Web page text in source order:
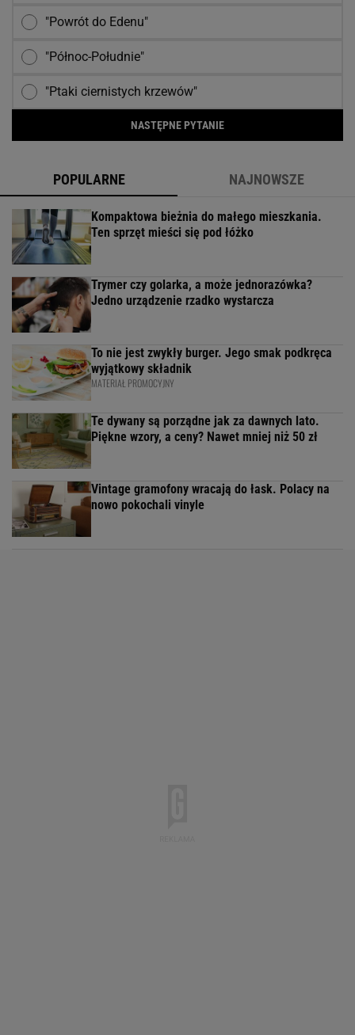
"Powrót do Edenu"
"Północ-Południe"
"Ptaki ciernistych krzewów"
NASTĘPNE PYTANIE
POPULARNE NAJNOWSZE
Kompaktowa bieżnia do małego mieszkania.
Ten sprzęt mieści się pod łóżko
Trymer czy golarka, a może jednorazówka?
Jedno urządzenie rzadko wystarcza
To nie jest zwykły burger. Jego smak podkręca
wyjątkowy składnik
MATERIAŁ PROMOCYJNY
Te dywany są porządne jak za dawnych lato.
Piękne wzory, a ceny? Nawet mniej niż 50 zł
Vintage gramofony wracają do łask. Polacy na
nowo pokochali vinyle